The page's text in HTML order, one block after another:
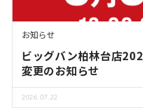
お知らせ
ビッグバン柏林台店
変更のお知らせ
2026.07.22